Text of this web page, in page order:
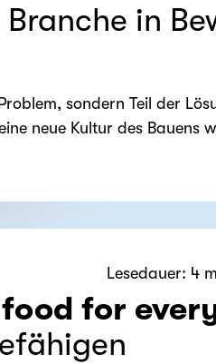
in
sondern Teil der
neue Kultur des Bauens
for
Lesedauer: 4